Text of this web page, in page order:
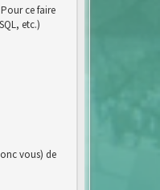
ce faire
etc.)
vous) de